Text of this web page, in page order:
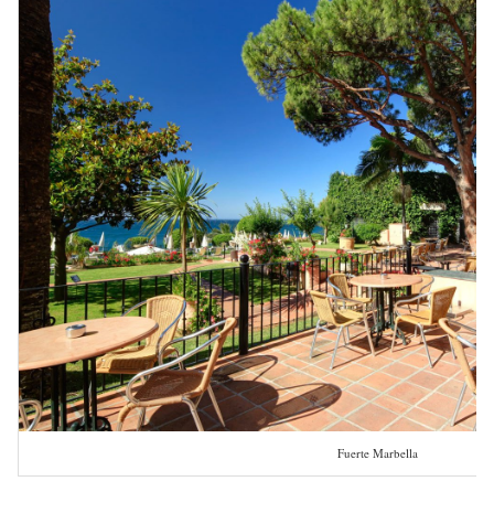
Fuerte Marbella